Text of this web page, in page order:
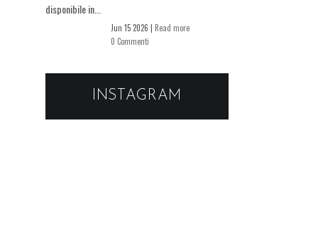
disponibile in...
Jun 15 2026 | Read more
0 Commenti
INSTAGRAM